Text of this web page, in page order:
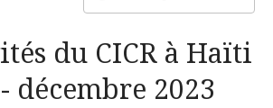
du CICR à Haïti
décembre 2023